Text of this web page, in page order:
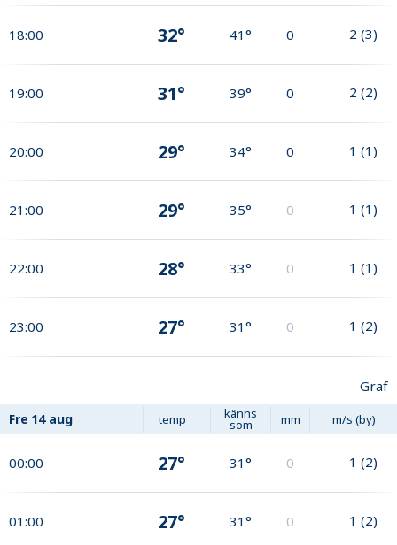
18:00 32° 41° 0 2 (3)
19:00 31° 39° 0 2 (2)
20:00 29° 34° 0 1 (1)
21:00 29° 35° 0 1 (1)
22:00 28° 33° 0 1 (1)
23:00 27° 31° 0 1 (2)
Graf
Fre 14 aug temp känns
som mm m/s (by)
00:00 27° 31° 0 1 (2)
01:00 27° 31° 0 1 (2)